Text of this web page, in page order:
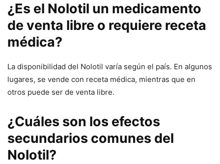
¿Es el Nolotil un medicamento
de venta libre o requiere receta
médica?
La disponibilidad del Nolotil varía según el país. En algunos
lugares, se vende con receta médica, mientras que en
otros puede ser de venta libre.
¿Cuáles son los efectos
secundarios comunes del
Nolotil?